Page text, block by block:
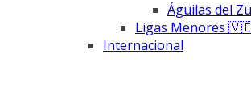
Águilas del
Ligas Menores
Internacional